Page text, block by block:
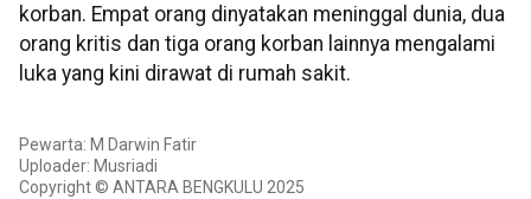
korban. Empat orang dinyatakan meninggal dunia, dua
orang kritis dan tiga orang korban lainnya mengalami
luka yang kini dirawat di rumah sakit.
Pewarta: M Darwin Fatir
Uploader: Musriadi
Copyright © ANTARA BENGKULU 2025